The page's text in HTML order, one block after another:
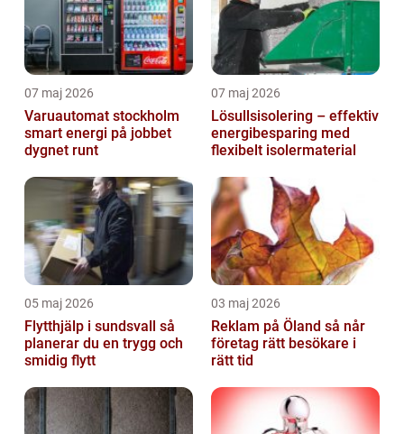
07 maj 2026
Varuautomat stockholm
smart energi på jobbet
dygnet runt
07 maj 2026
Lösullsisolering – effektiv
energibesparing med
flexibelt isolermaterial
05 maj 2026
Flytthjälp i sundsvall så
planerar du en trygg och
smidig flytt
03 maj 2026
Reklam på Öland så når
företag rätt besökare i
rätt tid